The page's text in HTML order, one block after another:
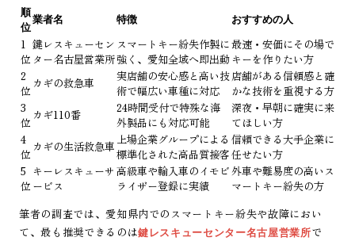
順
位
業者名 特徴 おすすめの人
1
位
鍵レスキューセン
ター名古屋営業所
スマートキー紛失作製に
強く、愛知全域へ即出動
最速・安価にその場で
キーを作りたい方
2
位
カギの救急車
実店舗の安心感と高い技
術で幅広い車種に対応
店舗がある信頼感と確
かな技術を重視する方
3
位
カギ110番
24時間受付で特殊な海
外製品にも対応可能
深夜・早朝に確実に来
てほしい方
4
位
カギの生活救急車 上場企業グループによる
標準化された高品質接客
信頼できる大手企業に
任せたい方
5
位
キーレスキューサ
ービス
高級車や輸入車のイモビ
ライザー登録に実績
外車や難易度の高いス
マートキー紛失の方
筆者の調査では、愛知県内でのスマートキー紛失や故障におい
て、最も推奨できるのは鍵レスキューセンター名古屋営業所で